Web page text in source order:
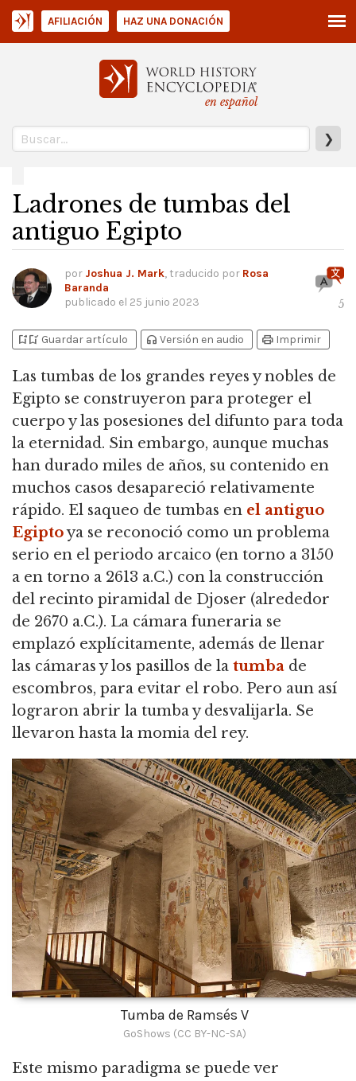
en español
❯
AFILIACIÓN HAZ UNA DONACIÓN
Ladrones de tumbas del
antiguo Egipto
por Joshua J. Mark, traducido por Rosa
Baranda
publicado el 25 junio 2023 5
bookmark_addbookmark_added Guardar artículo headphones Versión en audio print Imprimir
Las tumbas de los grandes reyes y nobles de
Egipto se construyeron para proteger el
cuerpo y las posesiones del difunto para toda
la eternidad. Sin embargo, aunque muchas
han durado miles de años, su contenido en
muchos casos desapareció relativamente
rápido. El saqueo de tumbas en el antiguo
Egiptoya se reconoció como un problema
serio en el periodo arcaico (en torno a 3150
a en torno a 2613 a.C.) con la construcción
del recinto piramidal de Djoser (alrededor
de 2670 a.C.). La cámara funeraria se
emplazó explícitamente, además de llenar
las cámaras y los pasillos de la tumba de
escombros, para evitar el robo. Pero aun así
lograron abrir la tumba y desvalijarla. Se
llevaron hasta la momia del rey.
Tumba de Ramsés V
GoShows (CC BY-NC-SA)
Este mismo paradigma se puede ver